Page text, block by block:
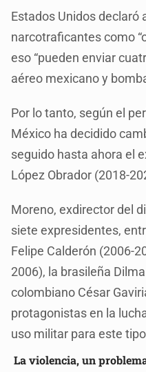
Estados Unidos declaró
narcotraficantes como
eso “pueden enviar
aéreo mexicano y
Por lo tanto, según el
México ha decidido
seguido hasta ahora el
López Obrador (2018-
Moreno, exdirector del
siete expresidentes,
Felipe Calderón (2006-
2006), la brasileña
colombiano César
protagonistas en la
uso militar para este
La violencia, un